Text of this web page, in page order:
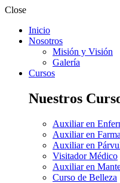
Close
Inicio
Nosotros
Misión y Visión
Galería
Cursos
Nuestros
Auxiliar en
Auxiliar en
Auxiliar en
Visitador Médico
Auxiliar en
Curso de Belleza